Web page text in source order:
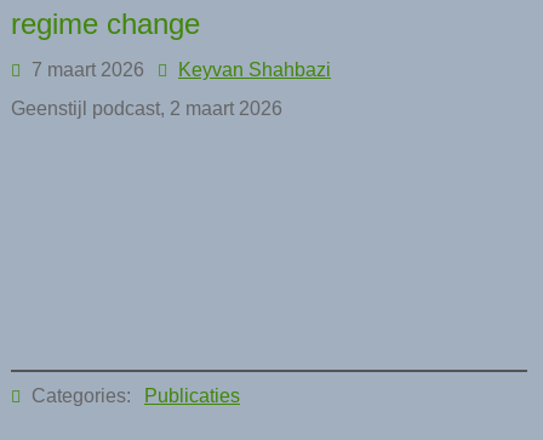
regime change
7 maart 2026
Keyvan Shahbazi
Geenstijl podcast, 2 maart 2026
Categories: Publicaties